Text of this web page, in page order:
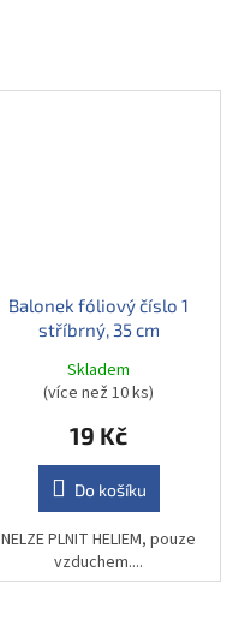
Balonek fóliový číslo 1
stříbrný, 35 cm
Skladem
(více než 10 ks)
19 Kč
Do košíku
NELZE PLNIT HELIEM, pouze
vzduchem....